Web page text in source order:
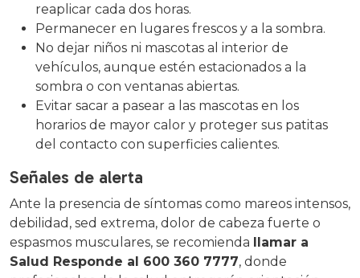
reaplicar cada dos horas.
Permanecer en lugares frescos y a la sombra.
No dejar niños ni mascotas al interior de
vehículos, aunque estén estacionados a la
sombra o con ventanas abiertas.
Evitar sacar a pasear a las mascotas en los
horarios de mayor calor y proteger sus patitas
del contacto con superficies calientes.
Señales de alerta
Ante la presencia de síntomas como mareos intensos,
debilidad, sed extrema, dolor de cabeza fuerte o
espasmos musculares, se recomienda llamar a
Salud Responde al 600 360 7777, donde